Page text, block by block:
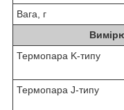
Вага, г
Термопара K-типу
Термопара J-типу